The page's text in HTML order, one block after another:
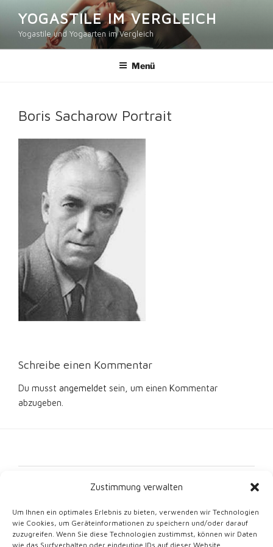
Zustimmung verwalten
Um Ihnen ein optimales Erlebnis zu bieten, verwenden wir Technologien
wie Cookies, um Geräteinformationen zu speichern und/oder darauf
zuzugreifen. Wenn Sie diese Technologien zustimmst, können wir Daten
wie das Surfverhalten oder eindeutige IDs auf dieser Website
Inhalt
springen
YOGASTILE IM VERGLEICH
Yogastile und Yogaarten im Vergleich
Menü
Boris Sacharow Portrait
Schreibe einen Kommentar
Du musst angemeldet sein, um einen Kommentar
abzugeben.
Datenschutz